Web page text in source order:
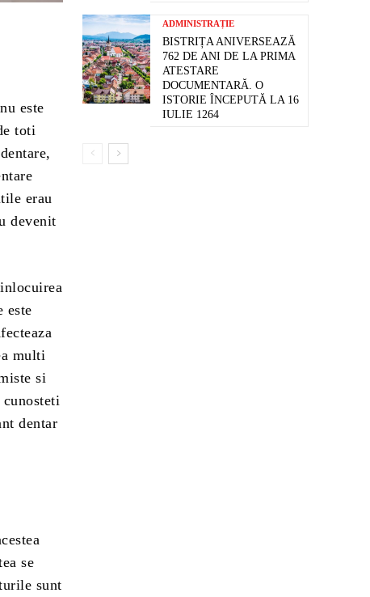
este
toti
erau
devenit
este
multi
si
dentar
se
sunt
ADMINISTRAȚIE
BISTRIȚA ANIVERSEAZĂ
762 DE ANI DE LA PRIMA
ATESTARE
DOCUMENTARĂ. O
ISTORIE ÎNCEPUTĂ LA 16
IULIE 1264